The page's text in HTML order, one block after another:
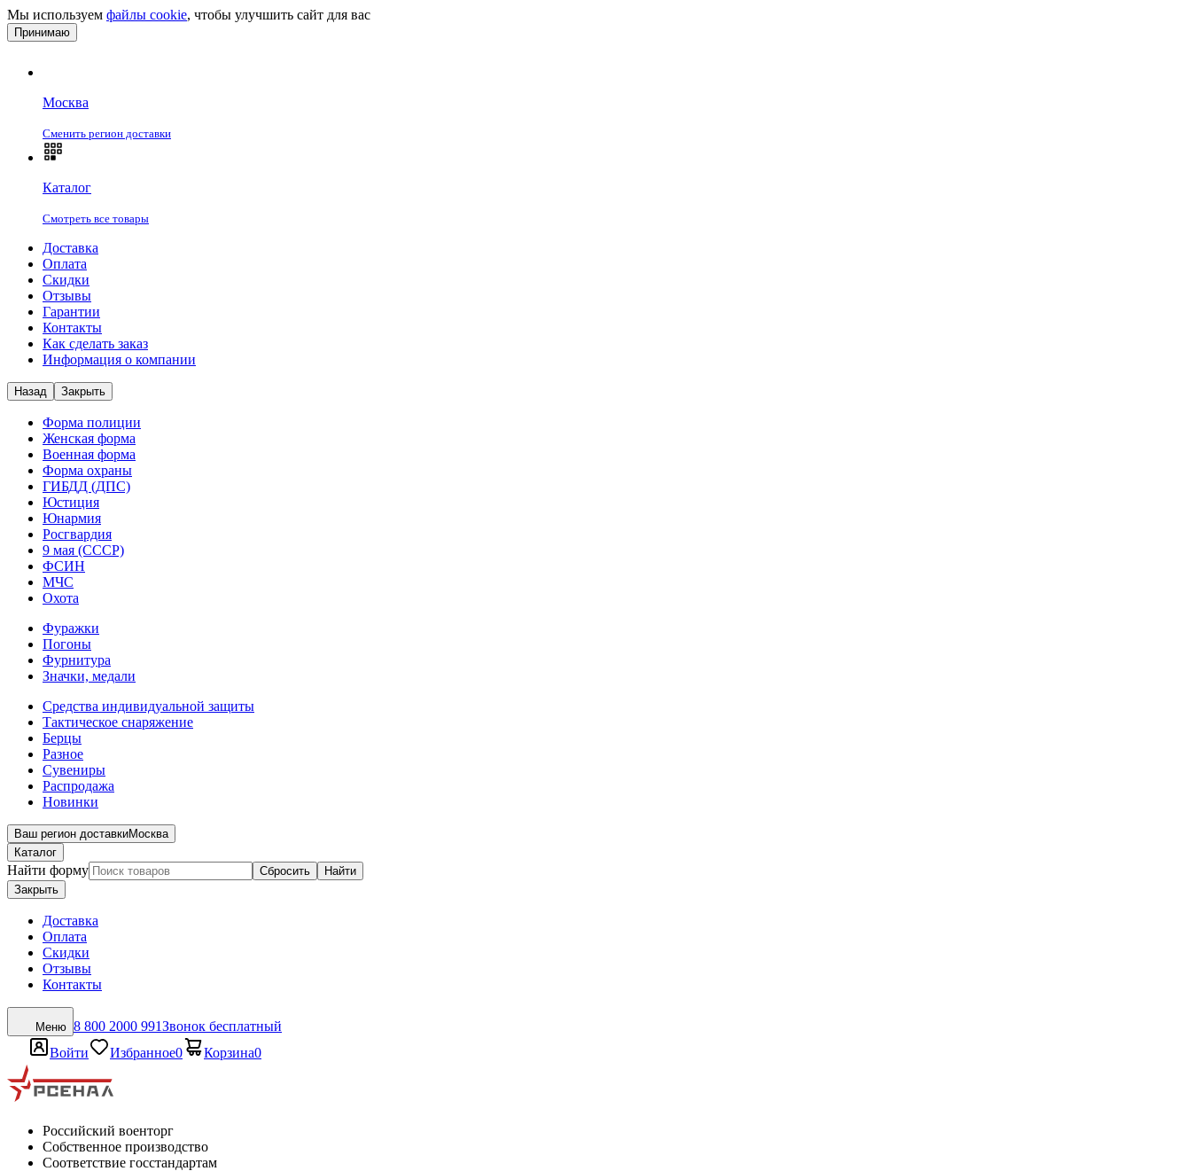
Мы используем файлы cookie, чтобы улучшить сайт для вас
Принимаю
Москва
Сменить регион доставки
Каталог
Смотреть все товары
Доставка
Оплата
Скидки
Отзывы
Гарантии
Контакты
Как сделать заказ
Информация о компании
Назад Закрыть
Форма полиции
Женская форма
Военная форма
Форма охраны
ГИБДД (ДПС)
Юстиция
Юнармия
Росгвардия
9 мая (СССР)
ФСИН
МЧС
Охота
Фуражки
Погоны
Фурнитура
Значки, медали
Средства индивидуальной защиты
Тактическое снаряжение
Берцы
Разное
Сувениры
Распродажа
Новинки
Ваш регион доставкиМосква
Каталог
Найти форму Сбросить
Найти
Закрыть
Доставка
Оплата
Скидки
Отзывы
Контакты
Меню 8 800 2000 991Звонок бесплатный
Войти
Избранное0 Корзина0
Российский военторг
Собственное производство
Соответствие госстандартам